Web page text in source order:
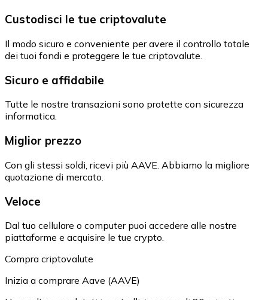
Custodisci le tue criptovalute
Il modo sicuro e conveniente per avere il controllo totale
dei tuoi fondi e proteggere le tue criptovalute.
Sicuro e affidabile
Tutte le nostre transazioni sono protette con sicurezza
informatica.
Miglior prezzo
Con gli stessi soldi, ricevi più AAVE. Abbiamo la migliore
quotazione di mercato.
Veloce
Dal tuo cellulare o computer puoi accedere alle nostre
piattaforme e acquisire le tue crypto.
Compra criptovalute
Inizia a comprare Aave (AAVE)